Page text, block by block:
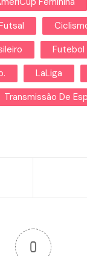
Futebol
LaLiga
Transmissão De
0